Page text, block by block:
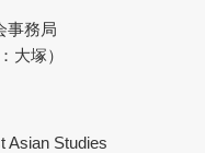
事務局
大塚）
Asian Studies